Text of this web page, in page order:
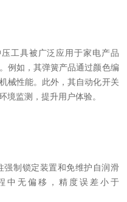
工具被广泛应用于家电产品
例如，其弹簧产品通过颜色编
械性能。此外，其自动化开关
境监测，提升用户体验。
强制锁定装置和免维护自润滑
中无偏移，精度误差小于